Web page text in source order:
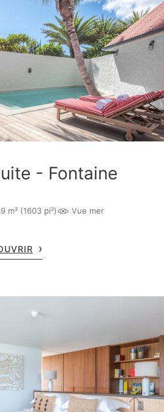
- Fontaine
m² (1603 pi²) Vue mer